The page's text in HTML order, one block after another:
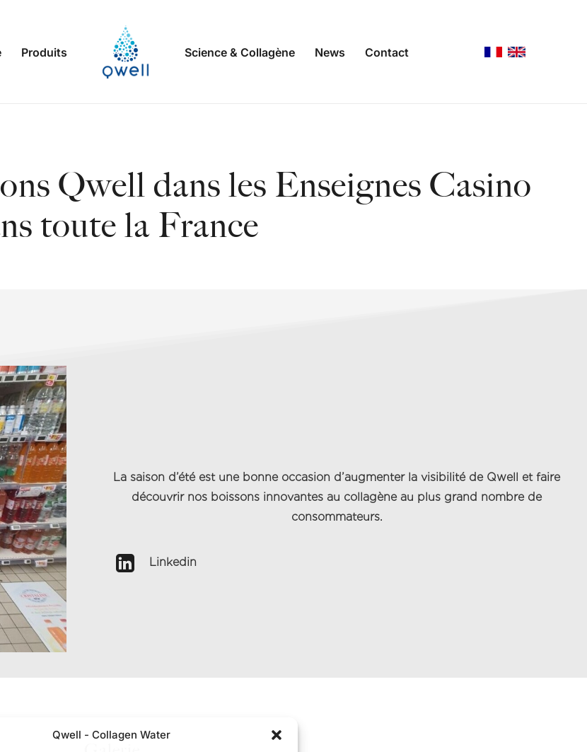
Qwell - Collagen Water
Produits Science & Collagène News Contact
Qwell dans les Enseignes Casino
toute la France
La saison d’été est une bonne occasion d’augmenter la visibilité de Qwell et faire
découvrir nos boissons innovantes au collagène au plus grand nombre de
consommateurs.
Linkedin